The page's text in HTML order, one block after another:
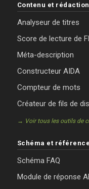
Contenu et rédaction
Analyseur de titres
Score de lecture de
Méta-description
Constructeur AIDA
Compteur de mots
Créateur de fils de
→ Voir tous les outils de
Schéma et
Schéma FAQ
Module de réponse